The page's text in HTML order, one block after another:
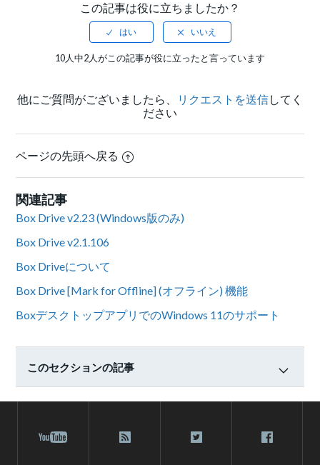
この記事は役に立ちましたか？
10人中2人がこの記事が役に立ったと言っています
他にご質問がございましたら、 リクエストを送信してく
ださい
ページの先頭へ戻る
関連記事
Box Drive v2.23 (Windows版のみ)
Box Drive v2.1.106
Box Driveについて
Box Drive [Mark for Offline] (オフライン) 機能
BoxデスクトップアプリでのWindows 11のサポート
このセクションの記事